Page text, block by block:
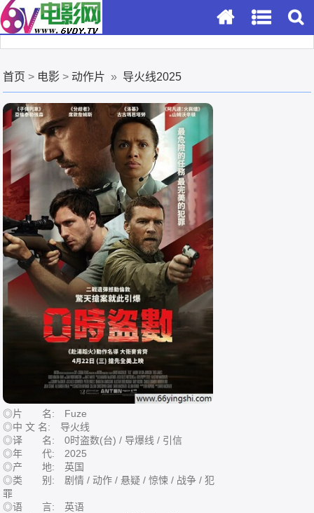
首页 > 电影 >动作片 » 导火线2025
◎片 名: Fuze
◎中 文 名: 导火线
◎译 名: 0时盗数(台) / 导爆线 / 引信
◎年 代: 2025
◎产 地: 英国
◎类 别: 剧情 / 动作 / 悬疑 / 惊悚 / 战争 / 犯
罪
◎语 言: 英语